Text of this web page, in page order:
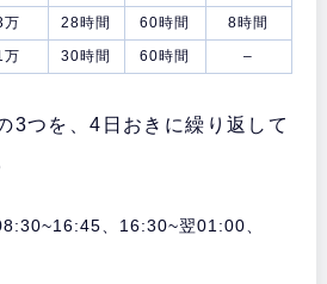
万 28時間 60時間
8時間
万 30時間 60時間 –
3つを、4日おきに繰り返して
、16:30~翌01:00、